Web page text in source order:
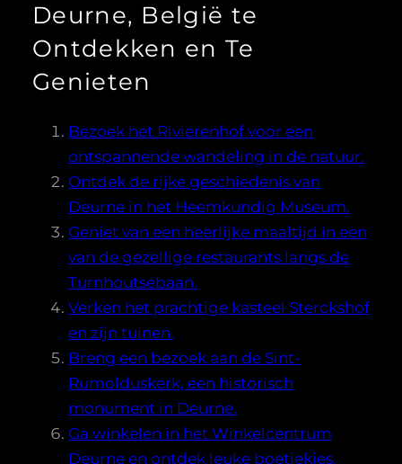
Deurne, België te
Ontdekken en Te
Genieten
Bezoek het Rivierenhof voor een
ontspannende wandeling in de natuur.
Ontdek de rijke geschiedenis van
Deurne in het Heemkundig Museum.
Geniet van een heerlijke maaltijd in een
van de gezellige restaurants langs de
Turnhoutsebaan.
Verken het prachtige kasteel Sterckshof
en zijn tuinen.
Breng een bezoek aan de Sint-
Rumolduskerk, een historisch
monument in Deurne.
Ga winkelen in het Winkelcentrum
Deurne en ontdek leuke boetiekjes.